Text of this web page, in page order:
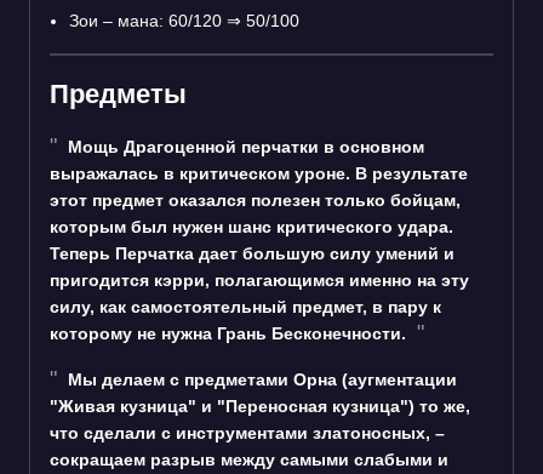
Зои – мана: 60/120 ⇒ 50/100
Предметы
Мощь Драгоценной перчатки в основном
выражалась в критическом уроне. В результате
этот предмет оказался полезен только бойцам,
которым был нужен шанс критического удара.
Теперь Перчатка дает большую силу умений и
пригодится кэрри, полагающимся именно на эту
силу, как самостоятельный предмет, в пару к
которому не нужна Грань Бесконечности.
Мы делаем с предметами Орна (аугментации
"Живая кузница" и "Переносная кузница") то же,
что сделали с инструментами златоносных, –
сокращаем разрыв между самыми слабыми и